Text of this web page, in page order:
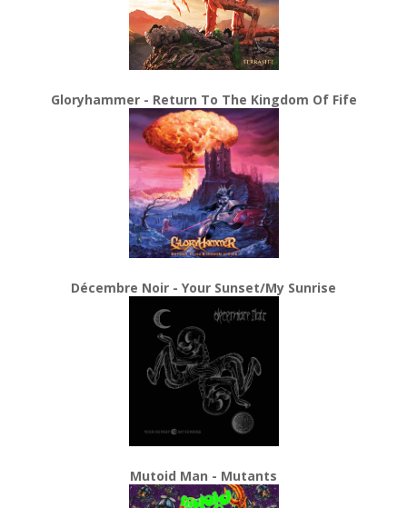
Gloryhammer - Return To The Kingdom Of Fife
Décembre Noir - Your Sunset/My Sunrise
Mutoid Man - Mutants